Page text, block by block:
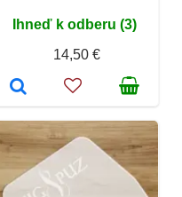
Ihneď k odberu (3)
14,50 €